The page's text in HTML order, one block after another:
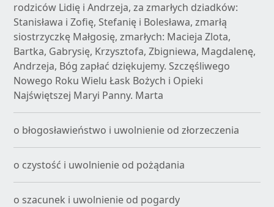
rodziców Lidię i Andrzeja, za zmarłych dziadków:
Stanisława i Zofię, Stefanię i Bolesława, zmarłą
siostrzyczkę Małgosię, zmarłych: Macieja Zlota,
Bartka, Gabrysię, Krzysztofa, Zbigniewa, Magdalenę,
Andrzeja, Bóg zapłać dziękujemy. Szczęśliwego
Nowego Roku Wielu Łask Bożych i Opieki
Najświętszej Maryi Panny. Marta
o błogosławieństwo i uwolnienie od złorzeczenia
o czystość i uwolnienie od pożądania
o szacunek i uwolnienie od pogardy